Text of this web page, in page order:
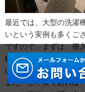
最近では、大型の洗濯
いという実例も多くご
ですので、まずは、搬
幅をお調べいただき、
いただく事を推奨いた
また、ご不安であれば